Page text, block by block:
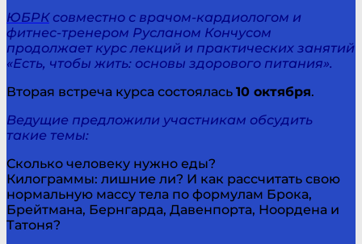
ЮБРКсовместно с врачом-кардиологом и
фитнес-тренером Русланом Кончусом
продолжает курс лекций и практических занятий
«Есть, чтобы жить: основы здорового питания».
Вторая встреча курса состоялась 10 октября.
Ведущие предложили участникам обсудить
такие темы:
Сколько человеку нужно еды?
Килограммы: лишние ли? И как рассчитать свою
нормальную массу тела по формулам Брока,
Брейтмана, Бернгарда, Давенпорта, Ноордена и
Татоня?